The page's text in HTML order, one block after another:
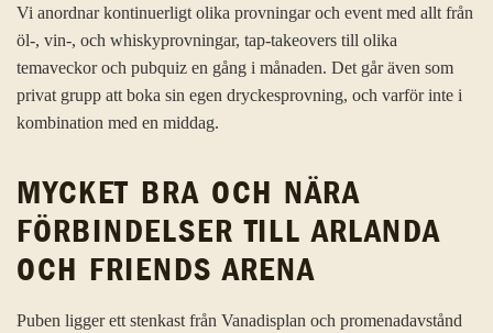
Vi anordnar kontinuerligt olika provningar och event med allt från
öl-, vin-, och whiskyprovningar, tap-takeovers till olika
temaveckor och pubquiz en gång i månaden. Det går även som
privat grupp att boka sin egen dryckesprovning, och varför inte i
kombination med en middag.
MYCKET BRA OCH NÄRA
FÖRBINDELSER TILL ARLANDA
OCH FRIENDS ARENA
Puben ligger ett stenkast från Vanadisplan och promenadavstånd